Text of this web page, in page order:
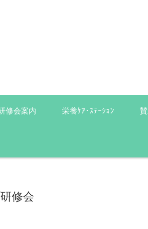
修会案内 栄養ｹｱ･ｽﾃｰｼｮﾝ
修会